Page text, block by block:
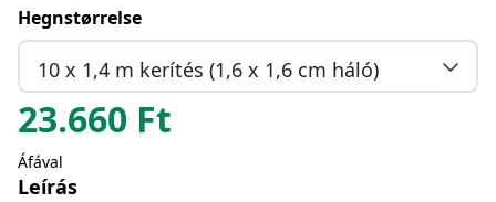
Hegnstørrelse
10 x 1,4 m kerítés (1,6 x 1,6 cm háló)
23.660 Ft
Áfával
Leírás